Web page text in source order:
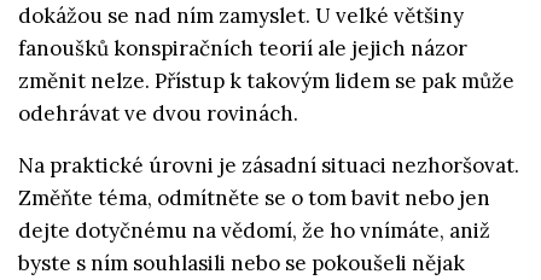
dokážou se nad ním zamyslet. U velké většiny
fanoušků konspiračních teorií ale jejich názor
změnit nelze. Přístup k takovým lidem se pak může
odehrávat ve dvou rovinách.
Na praktické úrovni je zásadní situaci nezhoršovat.
Změňte téma, odmítněte se o tom bavit nebo jen
dejte dotyčnému na vědomí, že ho vnímáte, aniž
byste s ním souhlasili nebo se pokoušeli nějak